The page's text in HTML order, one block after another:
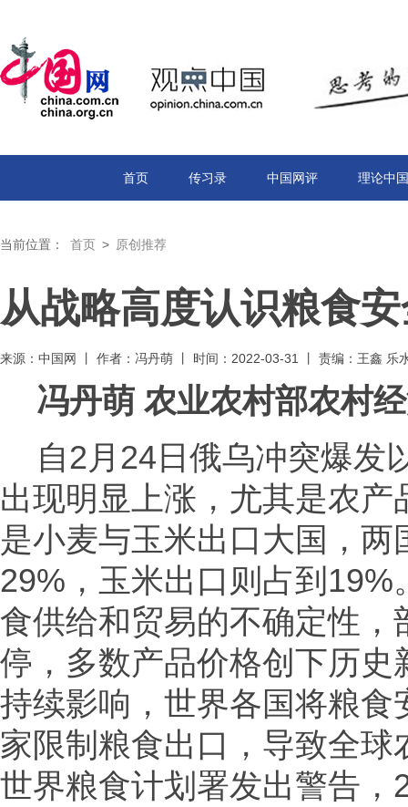
首页 传习录 中国网评 理论中国
当前位置： 首页 > 原创推荐
从战略高度认识粮食
来源：中国网 丨 作者：冯丹萌 丨 时间：2022-03-31 丨 责编：王鑫 乐
冯丹萌 农业农村部农村
自2月24日俄乌冲突爆发
出现明显上涨，尤其是农
是小麦与玉米出口大国，
29%，玉米出口则占到
食供给和贸易的不确定性
停，多数产品价格创下历
持续影响，世界各国将粮
家限制粮食出口，导致全
世界粮食计划署发出警告